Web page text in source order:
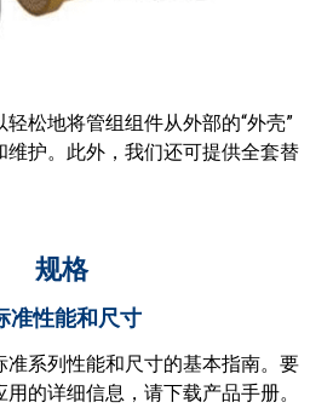
松地将管组组件从外部的“外壳”
维护。此外，我们还可提供全套替
规格
准性能和尺寸
准系列性能和尺寸的基本指南。要
的详细信息，请下载产品手册。